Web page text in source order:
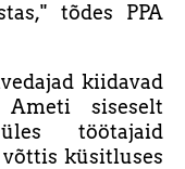
tõdes PPA
kiidavad
siseselt
töötajaid
küsitluses